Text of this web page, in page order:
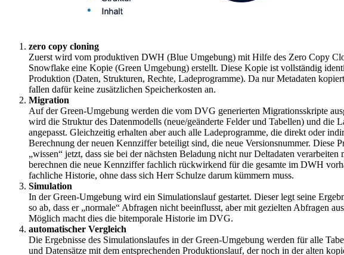
zero copy cloning
Zuerst wird vom produktiven DWH (Blue Umgebung) mit Hilfe des Zero Copy
Snowflake eine Kopie (Green Umgebung) erstellt. Diese Kopie ist vollständig
Produktion (Daten, Strukturen, Rechte, Ladeprogramme). Da nur Metadaten
fallen dafür keine zusätzlichen Speicherkosten an.
Migration
Auf der Green-Umgebung werden die vom DVG generierten Migrationsskripte
wird die Struktur des Datenmodells (neue/geänderte Felder und Tabellen) und die
angepasst. Gleichzeitig erhalten aber auch alle Ladeprogramme, die direkt oder
Berechnung der neuen Kennziffer beteiligt sind, die neue Versionsnummer. Diese
„wissen“ jetzt, dass sie bei der nächsten Beladung nicht nur Deltadaten verarbeiten
berechnen die neue Kennziffer fachlich rückwirkend für die gesamte im DWH
fachliche Historie, ohne dass sich Herr Schulze darum kümmern muss.
Simulation
In der Green-Umgebung wird ein Simulationslauf gestartet. Dieser legt seine
so ab, dass er „normale“ Abfragen nicht beeinflusst, aber mit gezielten Abfragen
Möglich macht dies die bitemporale Historie im DVG.
automatischer Vergleich
Die Ergebnisse des Simulationslaufes in der Green-Umgebung werden für alle
und Datensätze mit dem entsprechenden Produktionslauf, der noch in der alten